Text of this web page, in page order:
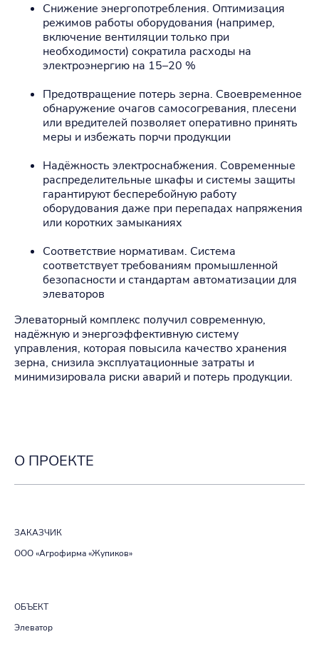
Снижение энергопотребления. Оптимизация
режимов работы оборудования (например,
включение вентиляции только при
необходимости) сократила расходы на
электроэнергию на 15–20 %
Предотвращение потерь зерна. Своевременное
обнаружение очагов самосогревания, плесени
или вредителей позволяет оперативно принять
меры и избежать порчи продукции
Надёжность электроснабжения. Современные
распределительные шкафы и системы защиты
гарантируют бесперебойную работу
оборудования даже при перепадах напряжения
или коротких замыканиях
Соответствие нормативам. Система
соответствует требованиям промышленной
безопасности и стандартам автоматизации для
элеваторов
Элеваторный комплекс получил современную,
надёжную и энергоэффективную систему
управления, которая повысила качество хранения
зерна, снизила эксплуатационные затраты и
минимизировала риски аварий и потерь продукции.
О ПРОЕКТЕ
ЗАКАЗЧИК
ООО «Агрофирма «Жупиков»
ОБЪЕКТ
Элеватор